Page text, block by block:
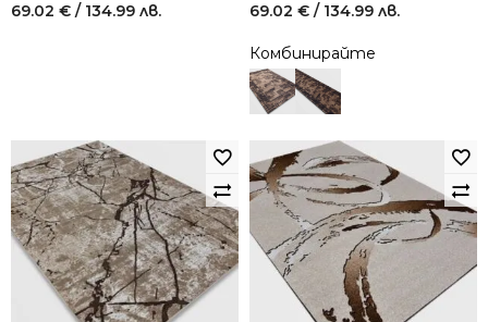
69.02 € / 134.99 лв. 69.02 € / 134.99 лв.
Комбинирайте